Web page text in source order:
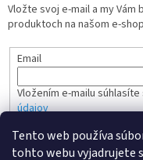
Tento web používa
tohto webu vyjadrujete
Vložte svoj e-mail a my
produktoch na našom e-
Email
Vložením e-mailu súhlasíte
údajov
PRIHLÁSIŤ SA